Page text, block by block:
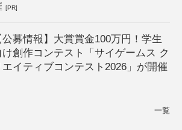
[PR]
公募情報】大賞賞金100万円！学生
け創作コンテスト「サイゲームス ク
エイティブコンテスト2026」が開催
一覧